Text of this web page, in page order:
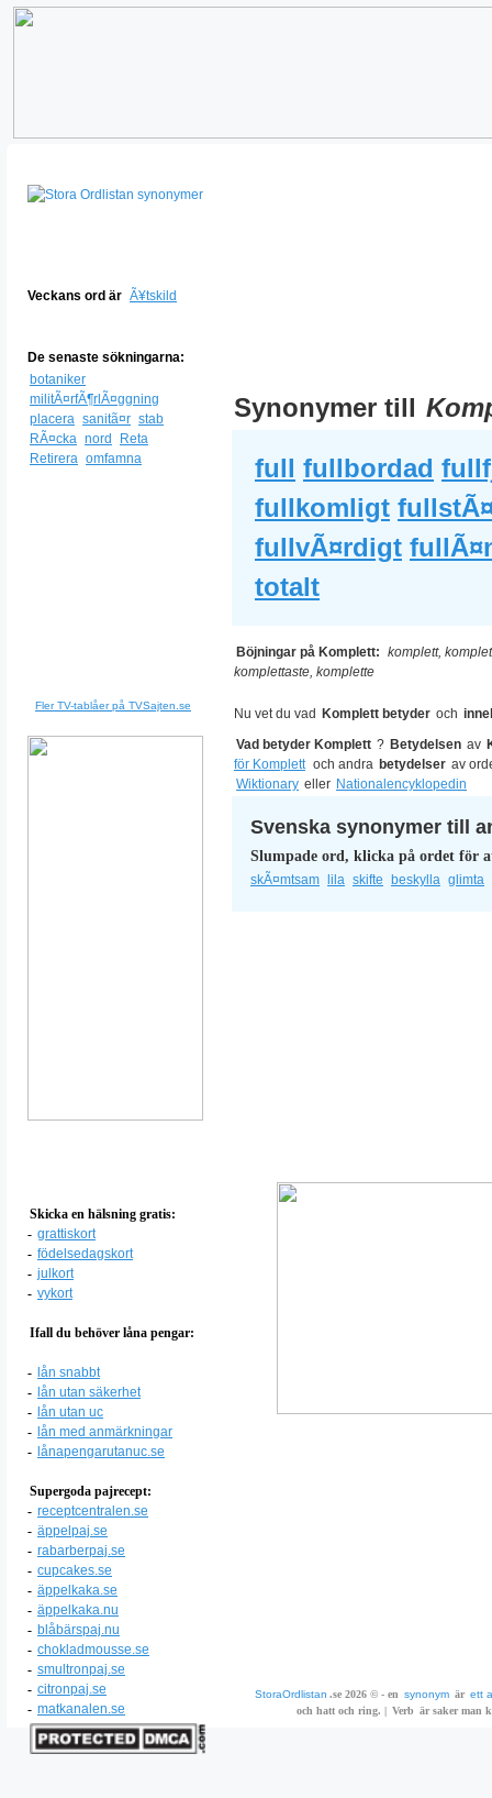
Veckans ord är Ã¥tskild
De senaste sökningarna:
botaniker
militÃ¤rfÃ¶rlÃ¤ggning
placera sanitã¤r stab
RÃ¤cka nord
Reta
Retirera omfamna
Fler TV-tablåer på TVSajten.se
Skicka en hälsning gratis:
- grattiskort
- födelsedagskort
- julkort
- vykort
Ifall du behöver låna pengar:
- lån snabbt
- lån utan säkerhet
- lån utan uc
- lån med anmärkningar
- lånapengarutanuc.se
Supergoda pajrecept:
- receptcentralen.se
- äppelpaj.se
- rabarberpaj.se
- cupcakes.se
- äppelkaka.se
- äppelkaka.nu
- blåbärspaj.nu
- chokladmousse.se
- smultronpaj.se
- citronpaj.se
- matkanalen.se
Synonymer till
full fullbordad
fullkomligt
fullvÃ¤rdigt
totalt
Böjningar på Komplett: komplett,
komplettaste, komplette
Nu vet du vad Komplett betyder och
Vad betyder Komplett ? Betydelsen av
för Komplett och andra betydelser av
Wiktionary eller Nationalencyklopedin
Svenska synonymer till
Slumpade ord, klicka på ordet för
skÃ¤mtsam lila skifte beskylla glimta
StoraOrdlistan .se 2026 © - en synonym är ett
och hatt och ring. | Verb är saker man